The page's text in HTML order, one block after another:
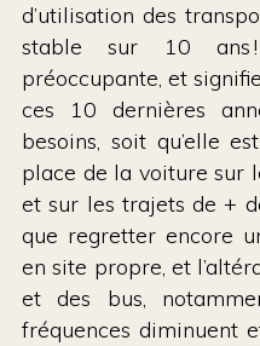
d’utilisation des
stable sur 10 ans
préoccupante, et
ces 10 dernières
besoins, soit qu’elle
place de la voiture sur
et sur les trajets de +
que regretter encore
en site propre, et
et des bus,
fréquences diminuent